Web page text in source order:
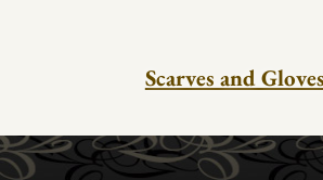
Scarves and Gloves